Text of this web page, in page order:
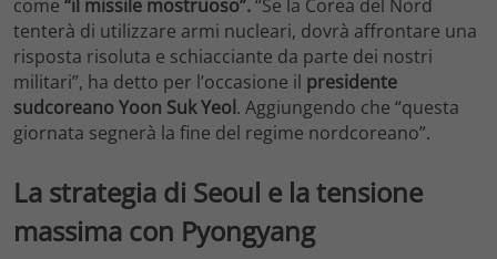
come “il missile mostruoso”.“Se la Corea del Nord
tenterà di utilizzare armi nucleari, dovrà affrontare una
risposta risoluta e schiacciante da parte dei nostri
militari”, ha detto per l’occasione il presidente
sudcoreano Yoon Suk Yeol. Aggiungendo che “questa
giornata segnerà la fine del regime nordcoreano”.
La strategia di Seoul e la tensione
massima con Pyongyang